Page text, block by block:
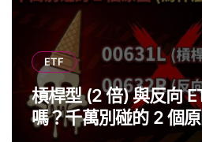
ETF
槓桿型 (2 倍) 與反向
嗎？千萬別碰的 2 個